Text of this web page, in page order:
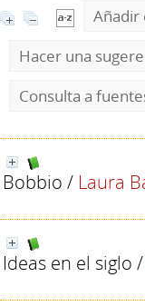
Añadir
Hacer una
Consulta a
Bobbio / Laura
Ideas en el siglo /